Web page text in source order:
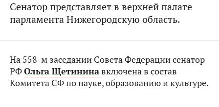
Сенатор представляет в верхней палате
парламента Нижегородскую область.
На 558-м заседании Совета Федерации сенатор
РФОльга Щетининавключена в состав
Комитета СФ по науке, образованию и культуре.